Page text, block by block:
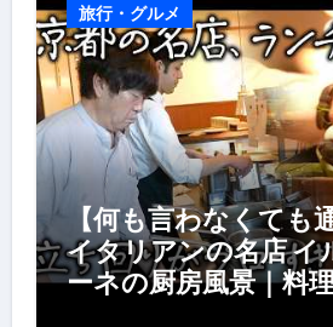
旅行・グルメ
【何も言わなくても
イタリアンの名店 イ
ーネの厨房風景｜料